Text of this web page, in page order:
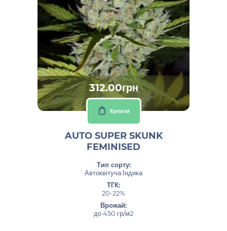
312.00грн
Купити
AUTO SUPER SKUNK
FEMINISED
Тип сорту:
Автоквітуча Індика
ТГК:
20-22%
Врожай:
до 450 гр/м2